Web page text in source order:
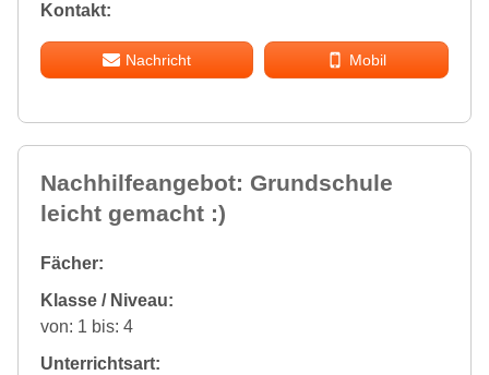
Kontakt:
Nachricht Mobil
Nachhilfeangebot: Grundschule
leicht gemacht :)
Fächer:
Klasse / Niveau:
von: 1 bis: 4
Unterrichtsart: